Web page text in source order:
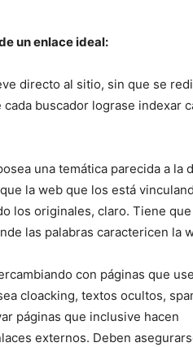
un enlace ideal:
directo al sitio, sin que se
cada buscador lograse indexar
una temática parecida a la
la web que los está
los originales, claro. Tiene que
las palabras caractericen la
con páginas que
cloacking, textos ocultos,
páginas que inclusive hacen
externos. Deben